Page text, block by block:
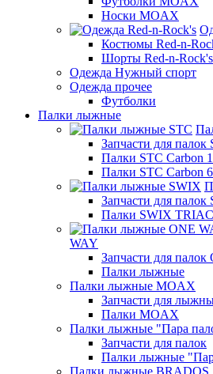
Носки MOAX
Костюмы Red-n-
Шорты Red-n-Rock's
Одежда Нужный спорт
Одежда прочее
Футболки
Палки лыжные
Запчасти для палок
Палки STC Carbon
Палки STC Carbon
Запчасти для палок
Палки SWIX TRIAC
WAY
Запчасти для
Палки лыжные
Палки лыжные MOAX
Запчасти для
Палки MOAX
Палки лыжные "Пара
Запчасти для палок
Палки лыжные
Палки лыжные BRADOS